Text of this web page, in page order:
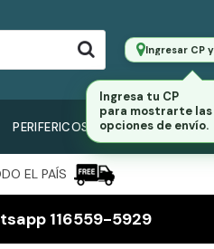
Ingresar CP
PERIFERICOS SERVIDORES
EL PAÍS
116559-5929
Ingresa tu CP
para mostrarte las
opciones de envío.